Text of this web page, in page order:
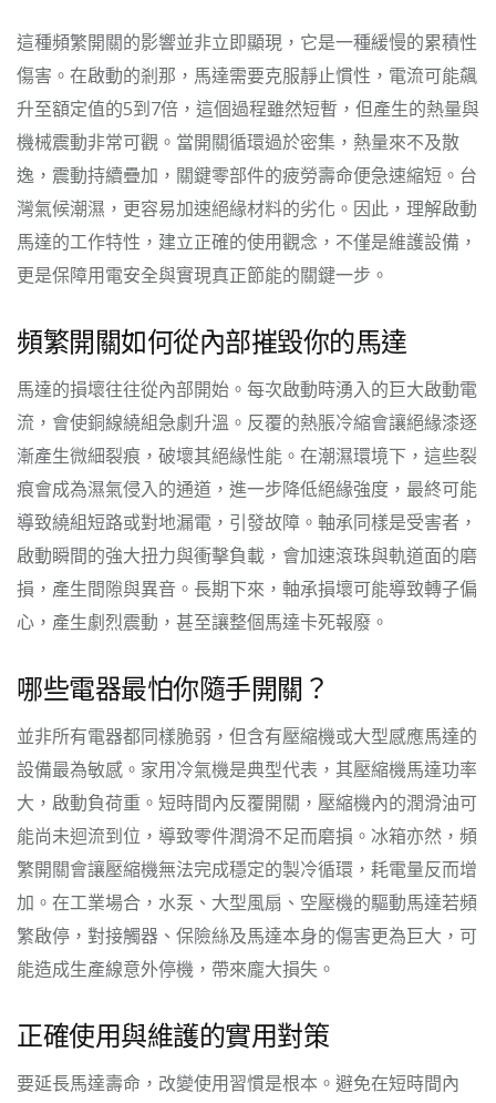
這種頻繁開關的影響並非立即顯現，它是一種緩慢的累積性
傷害。在啟動的剎那，馬達需要克服靜止慣性，電流可能飆
升至額定值的5到7倍，這個過程雖然短暫，但產生的熱量與
機械震動非常可觀。當開關循環過於密集，熱量來不及散
逸，震動持續疊加，關鍵零部件的疲勞壽命便急速縮短。台
灣氣候潮濕，更容易加速絕緣材料的劣化。因此，理解啟動
馬達的工作特性，建立正確的使用觀念，不僅是維護設備，
更是保障用電安全與實現真正節能的關鍵一步。
頻繁開關如何從內部摧毀你的馬達
馬達的損壞往往從內部開始。每次啟動時湧入的巨大啟動電
流，會使銅線繞組急劇升溫。反覆的熱脹冷縮會讓絕緣漆逐
漸產生微細裂痕，破壞其絕緣性能。在潮濕環境下，這些裂
痕會成為濕氣侵入的通道，進一步降低絕緣強度，最終可能
導致繞組短路或對地漏電，引發故障。軸承同樣是受害者，
啟動瞬間的強大扭力與衝擊負載，會加速滾珠與軌道面的磨
損，產生間隙與異音。長期下來，軸承損壞可能導致轉子偏
心，產生劇烈震動，甚至讓整個馬達卡死報廢。
哪些電器最怕你隨手開關？
並非所有電器都同樣脆弱，但含有壓縮機或大型感應馬達的
設備最為敏感。家用冷氣機是典型代表，其壓縮機馬達功率
大，啟動負荷重。短時間內反覆開關，壓縮機內的潤滑油可
能尚未迴流到位，導致零件潤滑不足而磨損。冰箱亦然，頻
繁開關會讓壓縮機無法完成穩定的製冷循環，耗電量反而增
加。在工業場合，水泵、大型風扇、空壓機的驅動馬達若頻
繁啟停，對接觸器、保險絲及馬達本身的傷害更為巨大，可
能造成生產線意外停機，帶來龐大損失。
正確使用與維護的實用對策
要延長馬達壽命，改變使用習慣是根本。避免在短時間內